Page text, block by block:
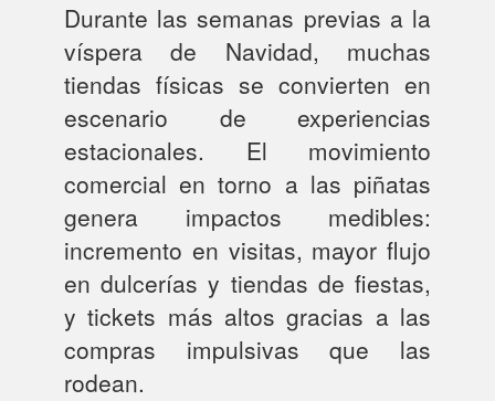
Durante las semanas previas a la
víspera de Navidad, muchas
tiendas físicas se convierten en
escenario de experiencias
estacionales. El movimiento
comercial en torno a las piñatas
genera impactos medibles:
incremento en visitas, mayor flujo
en dulcerías y tiendas de fiestas,
y tickets más altos gracias a las
compras impulsivas que las
rodean.